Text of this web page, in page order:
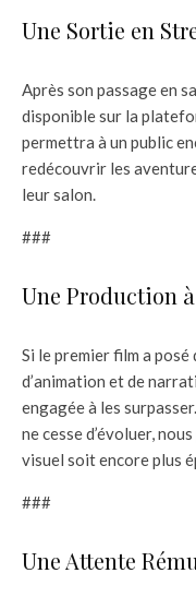
Une Sortie en
Après son passage en
disponible sur la
permettra à un public
redécouvrir les
leur salon.
###
Une Production
Si le premier film a
d’animation et de
engagée à les
ne cesse d’évoluer,
visuel soit encore plus
###
Une Attente